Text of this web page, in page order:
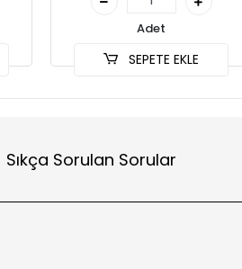
Adet
SEPETE EKLE
Sıkça Sorulan Sorular